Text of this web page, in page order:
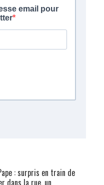
: surpris en train de
dans la rue, un